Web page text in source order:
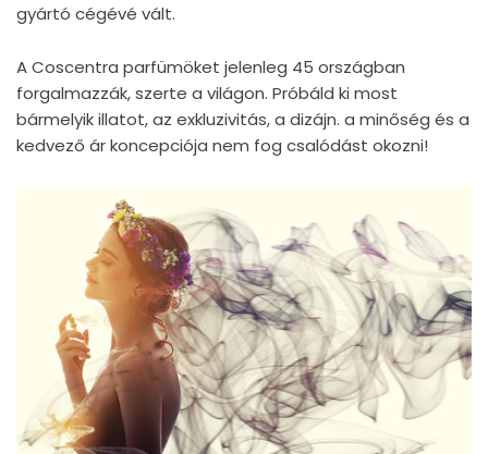
gyártó cégévé vált.
A Coscentra parfümöket jelenleg 45 országban
forgalmazzák, szerte a világon. Próbáld ki most
bármelyik illatot, az exkluzivitás, a dizájn. a minőség és a
kedvező ár koncepciója nem fog csalódást okozni!